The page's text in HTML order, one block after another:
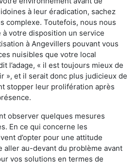
à leur éradication, sachez
complexe. Toutefois, nous nous
votre disposition un service
à Angevillers pouvant vous
nuisibles que votre local
l’adage, « il est toujours mieux de
», et il serait donc plus judicieux de
stopper leur prolifération après
observer quelques mesures
En ce qui concerne les
d’opter pour une attitude
aller au-devant du problème avant
vos solutions en termes de